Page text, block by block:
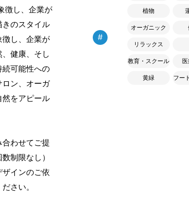
徴し、企業が
のスタイル
し、企業が
健康、そし
可能性への
ン、オーガ
をアピール
わせてご提
制限なし）
インのご依
さい。
#
植物
オーガニック
リラックス
教育・スクール
黄緑 フー